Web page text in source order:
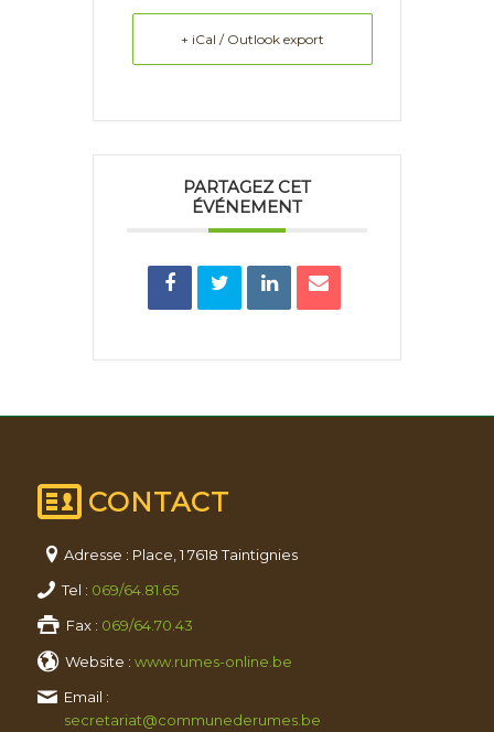
+ iCal / Outlook export
PARTAGEZ CET
ÉVÉNEMENT
CONTACT
Adresse : Place, 1 7618 Taintignies
Tel : 069/64.81.65
Fax : 069/64.70.43
Website :www.rumes-online.be
Email :
secretariat@communederumes.be